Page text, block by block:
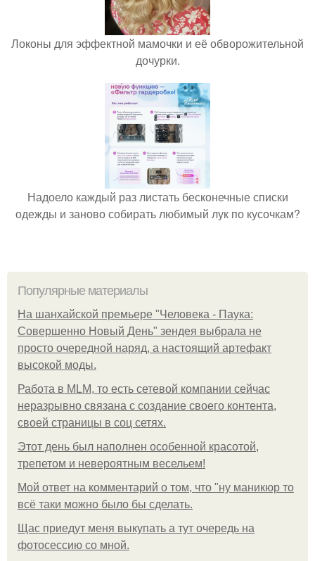
Локоны для эффектной мамочки и её обворожительной
дочурки.
Надоело каждый раз листать бесконечные списки
одежды и заново собирать любимый лук по кусочкам?
Популярные материалы
На шанхайской премьере "Человека - Паука:
Совершенно Новый День" зендея выбрала не
просто очередной наряд, а настоящий артефакт
высокой моды.
Работа в MLM, то есть сетевой компании сейчас
неразрывно связана с создание своего контента,
своей страницы в соц сетях.
Этот день был наполнен особенной красотой,
трепетом и невероятным весельем!
Мой ответ на комментарий о том, что "ну маникюр то
всё таки можно было бы сделать.
Щас приедут меня выкупать а тут очередь на
фотосессию со мной.